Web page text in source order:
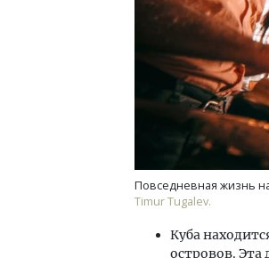
Повседневная жизнь
Timur Tugalev.
Куба
островов. Эта